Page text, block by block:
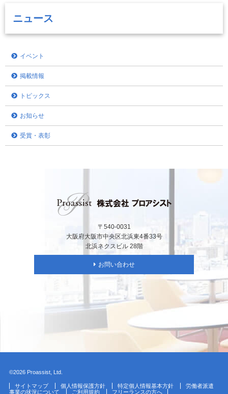
ニュース
イベント
掲載情報
トピックス
お知らせ
受賞・表彰
〒540-0031
大阪府大阪市中央区北浜東4番33号
北浜ネクスビル 28階
お問い合わせ
©2026 Proassist, Ltd.
サイトマップ 個人情報保護方針 特定個人情報基本方針
労働者派遣
事業の状況について
ご利用規約 フリーランスの方へ